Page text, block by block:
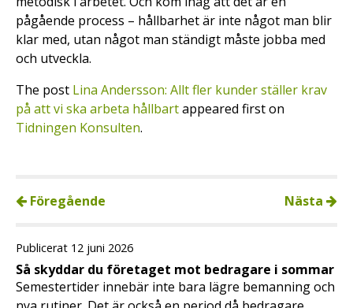
pågående process – hållbarhet är inte något man blir
klar med, utan något man ständigt måste jobba med
och utveckla.
The post Lina Andersson: Allt fler kunder ställer krav
på att vi ska arbeta hållbartappeared first on
Tidningen Konsulten.
Föregående Nästa
Publicerat 12 juni 2026
Så skyddar du företaget mot bedragare i sommar
Semestertider innebär inte bara lägre bemanning och